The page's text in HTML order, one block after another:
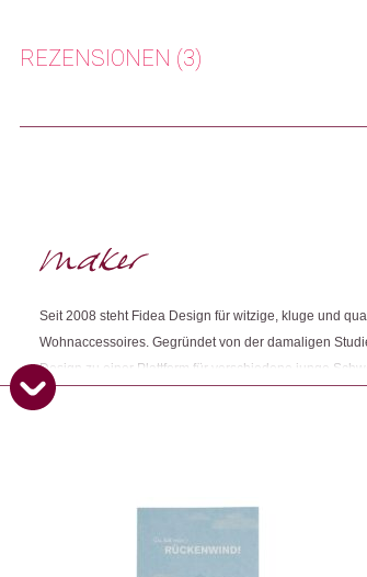
Produktion: Schweiz
Dieses Produkt weiterempfehlen:
REZENSIONEN (3)
Zurich, Switzerland
Peter W.(Verifizierter Käufer) – 22. November
Seit 2008 steht Fidea Design für witzige, kluge und
Wohnaccessoires. Gegründet von der damaligen
Design zu einer Plattform für verschiedene junge
beschäftig das Team rund um Franziska Bründler